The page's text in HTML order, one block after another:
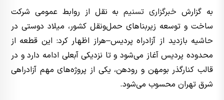
به گزارش خبرگزاری تسنیمبه نقل از روابط عمومی شرکت
ساخت و توسعه زیربناهای حمل‌ونقل کشور، میلاد دوستی در
حاشیه بازدید از آزادراه پردیس–هراز اظهار کرد: این قطعه از
محدوده پردیس آغاز می‌شود و تا نزدیکی آبعلی ادامه دارد و در
قالب کنارگذر بومهن و رودهن، یکی از پروژه‌های مهم آزادراهی
شرق تهران محسوب می‌شود.